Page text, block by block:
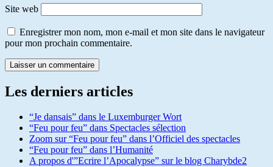
Site web
Enregistrer mon nom, mon e-mail et mon site dans le navigateur
pour mon prochain commentaire.
Les derniers articles
“Je dansais” dans le Luxemburger Wort
“Feu pour feu” dans Spectacles sélection
Zoom sur “Feu pour feu” dans l’Officiel des spectacles
“Feu pour feu” dans l’Humanité
A propos d'”Ecrire l’Apocalypse” sur le blog Charybde2